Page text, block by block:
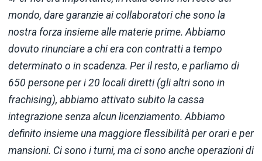
mondo, dare garanzie ai collaboratori che sono la
nostra forza insieme alle materie prime. Abbiamo
dovuto rinunciare a chi era con contratti a tempo
determinato o in scadenza. Per il resto, e parliamo di
650 persone per i 20 locali diretti (gli altri sono in
frachising), abbiamo attivato subito la cassa
integrazione senza alcun licenziamento. Abbiamo
definito insieme una maggiore flessibilità per orari e per
mansioni. Ci sono i turni, ma ci sono anche operazioni di